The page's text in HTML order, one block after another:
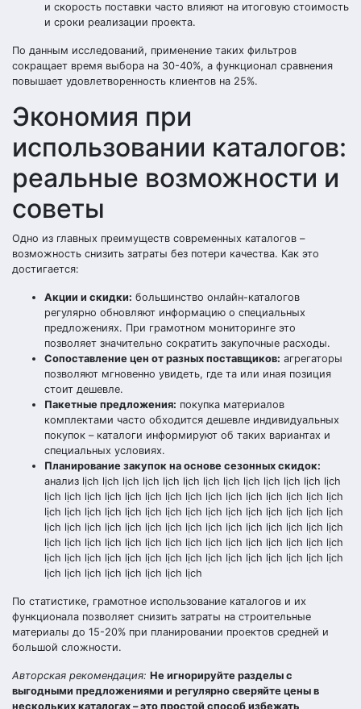
и скорость поставки часто влияют на итоговую стоимость
и сроки реализации проекта.
По данным исследований, применение таких фильтров
сокращает время выбора на 30-40%, а функционал сравнения
повышает удовлетворенность клиентов на 25%.
Экономия при
использовании каталогов:
реальные возможности и
советы
Одно из главных преимуществ современных каталогов –
возможность снизить затраты без потери качества. Как это
достигается:
Акции и скидки: большинство онлайн-каталогов
регулярно обновляют информацию о специальных
предложениях. При грамотном мониторинге это
позволяет значительно сократить закупочные расходы.
Сопоставление цен от разных поставщиков: агрегаторы
позволяют мгновенно увидеть, где та или иная позиция
стоит дешевле.
Пакетные предложения: покупка материалов
комплектами часто обходится дешевле индивидуальных
покупок – каталоги информируют об таких вариантах и
специальных условиях.
Планирование закупок на основе сезонных скидок:
анализ lịch lịch lịch lịch lịch lịch lịch lịch lịch lịch lịch lịch lịch
lịch lịch lịch lịch lịch lịch lịch lịch lịch lịch lịch lịch lịch lịch lịch
lịch lịch lịch lịch lịch lịch lịch lịch lịch lịch lịch lịch lịch lịch lịch
lịch lịch lịch lịch lịch lịch lịch lịch lịch lịch lịch lịch lịch lịch lịch
lịch lịch lịch lịch lịch lịch lịch lịch lịch lịch lịch lịch lịch lịch lịch
lịch lịch lịch lịch lịch lịch lịch lịch lịch lịch lịch lịch lịch lịch lịch
lịch lịch lịch lịch lịch lịch lịch lịch
По статистике, грамотное использование каталогов и их
функционала позволяет снизить затраты на строительные
материалы до 15-20% при планировании проектов средней и
большой сложности.
Авторская рекомендация: Не игнорируйте разделы с
выгодными предложениями и регулярно сверяйте цены в
нескольких каталогах – это простой способ избежать